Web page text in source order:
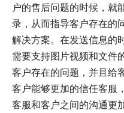
户的售后问题的时候，就
录，从而指导客户存在的
解决方案。在发送信息的
需要支持图片视频和文件
客户存在的问题，并且给
客户能够更加的信任客服
客服和客户之间的沟通更